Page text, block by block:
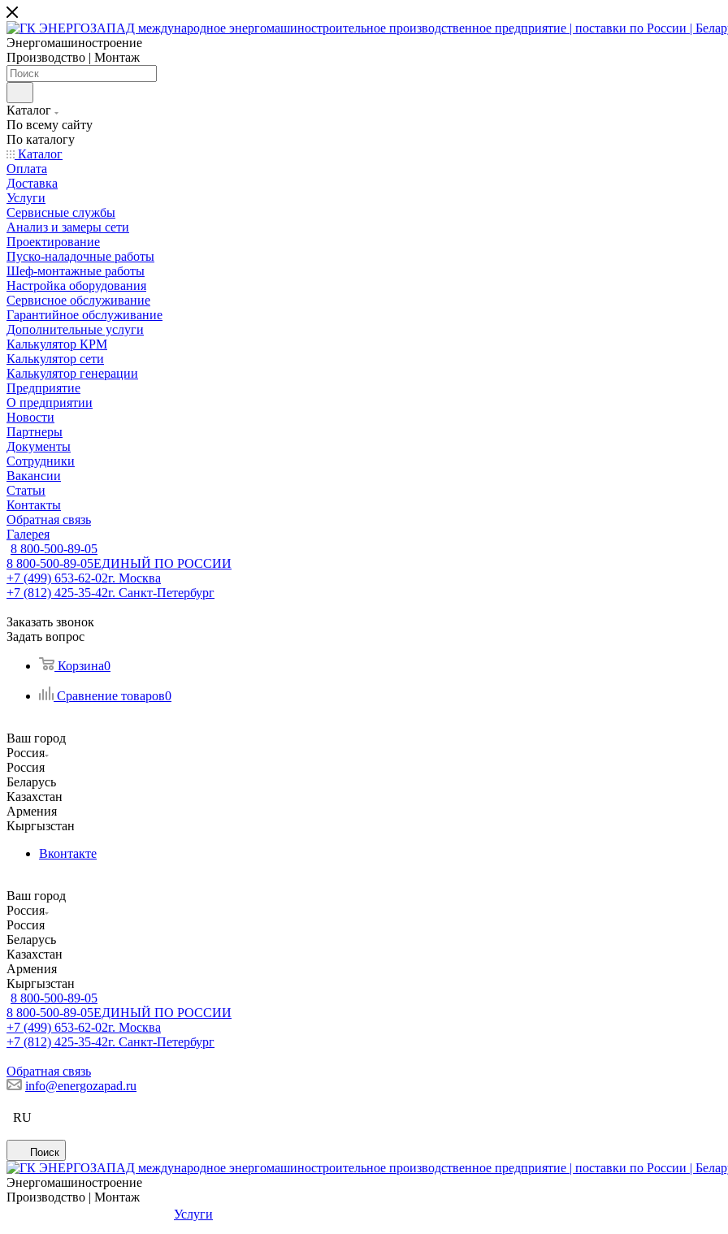
Энергомашиностроение
Производство | Монтаж
Каталог
По всему сайту
По каталогу
Каталог
Оплата
Доставка
Услуги
Сервисные службы
Анализ и замеры сети
Проектирование
Пуско-наладочные работы
Шеф-монтажные работы
Настройка оборудования
Сервисное обслуживание
Гарантийное обслуживание
Дополнительные услуги
Калькулятор КРМ
Калькулятор сети
Калькулятор генерации
Предприятие
О предприятии
Новости
Партнеры
Документы
Сотрудники
Вакансии
Статьи
Контакты
Обратная связь
Галерея
8 800-500-89-05
8 800-500-89-05ЕДИНЫЙ ПО РОССИИ
+7 (499) 653-62-02г. Москва
+7 (812) 425-35-42г. Санкт-Петербург
Заказать звонок
Задать вопрос
Корзина0
Сравнение товаров0
Ваш город
Россия
Россия
Беларусь
Казахстан
Армения
Кыргызстан
Вконтакте
Ваш город
Россия
Россия
Беларусь
Казахстан
Армения
Кыргызстан
8 800-500-89-05
8 800-500-89-05ЕДИНЫЙ ПО РОССИИ
+7 (499) 653-62-02г. Москва
+7 (812) 425-35-42г. Санкт-Петербург
Обратная связь
info@energozapad.ru
RU
Поиск
Энергомашиностроение
Производство | Монтаж
Услуги